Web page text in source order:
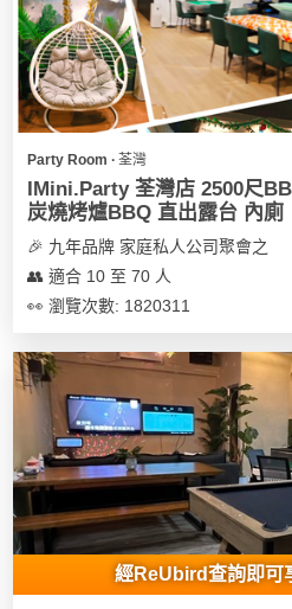
場
地
新
奇
玩
樂
體
手
工
戶
外
玩
Party Room ∙ 荃灣
IMini.Party 荃灣店 2500尺
炭燒烤爐BBQ 直出露台 內廁
🎉 九年品牌 家庭私人公司聚會之
👥 適合 10 至 70 人
👀 瀏覽次數: 1820311
經ReUbird查詢即可